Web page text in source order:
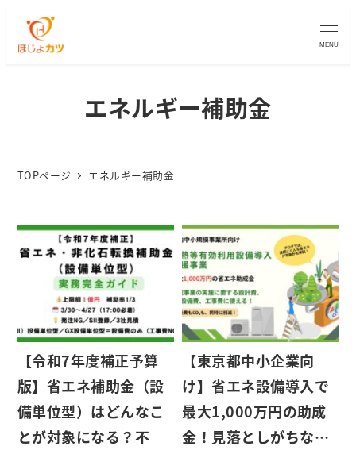
MENU
エネルギー補助金
TOPページ エネルギー補助金
【令和7年度補正予算
版】省エネ補助金（設
備単位型）はどんなこ
とが対象になる？不
【東京都中小企業向
け】省エネ設備導入で
最大1,000万円の助成
金！見落としがちな…